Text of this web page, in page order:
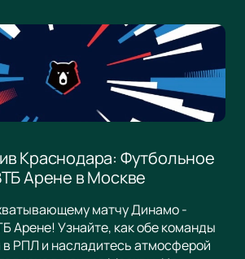
Краснодара: Футбольное
Арене в Москве
матчу Динамо -
Арене! Узнайте, как обе команды
в РПЛ и насладитесь атмосферой